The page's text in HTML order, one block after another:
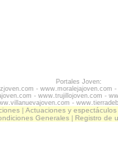
Portales Joven:
- www.moralejajoven.com -
- www.trujillojoven.com -
-
| Actuaciones y espectáculos
Generales| Registro de